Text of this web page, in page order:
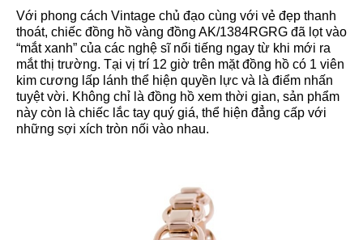
Với phong cách Vintage chủ đạo cùng với vẻ đẹp thanh
thoát, chiếc đồng hồ vàng đồng AK/1384RGRG đã lọt vào
“mắt xanh” của các nghệ sĩ nổi tiếng ngay từ khi mới ra
mắt thị trường. Tại vị trí 12 giờ trên mặt đồng hồ có 1 viên
kim cương lấp lánh thể hiện quyền lực và là điểm nhấn
tuyệt vời. Không chỉ là đồng hồ xem thời gian, sản phẩm
này còn là chiếc lắc tay quý giá, thể hiện đẳng cấp với
những sợi xích tròn nối vào nhau.